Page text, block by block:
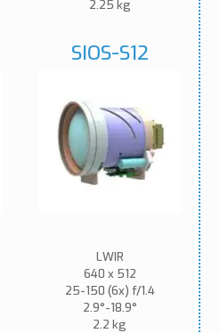
2.25 kg
SIOS-S12
LWIR
640 x 512
25-150 (6x) f/1.4
2.9°-18.9°
2.2 kg